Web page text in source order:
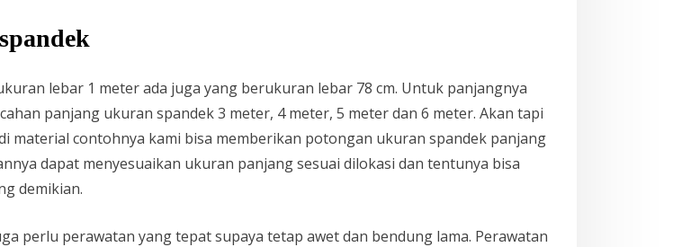
lebar 1 meter ada juga yang berukuran lebar 78 cm. Untuk panjangnya
panjang ukuran spandek 3 meter, 4 meter, 5 meter dan 6 meter. Akan tapi
material contohnya kami bisa memberikan potongan ukuran spandek panjang
dapat menyesuaikan ukuran panjang sesuai dilokasi dan tentunya bisa
demikian.
perlu perawatan yang tepat supaya tetap awet dan bendung lama. Perawatan